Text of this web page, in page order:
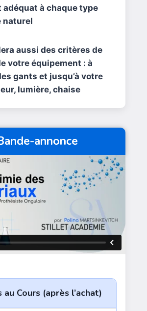
adéquat à chaque type
naturel
aussi des critères de
votre équipement : à
gants et jusqu’à votre
lumière, chaise
annonce
au Cours (après l’achat)